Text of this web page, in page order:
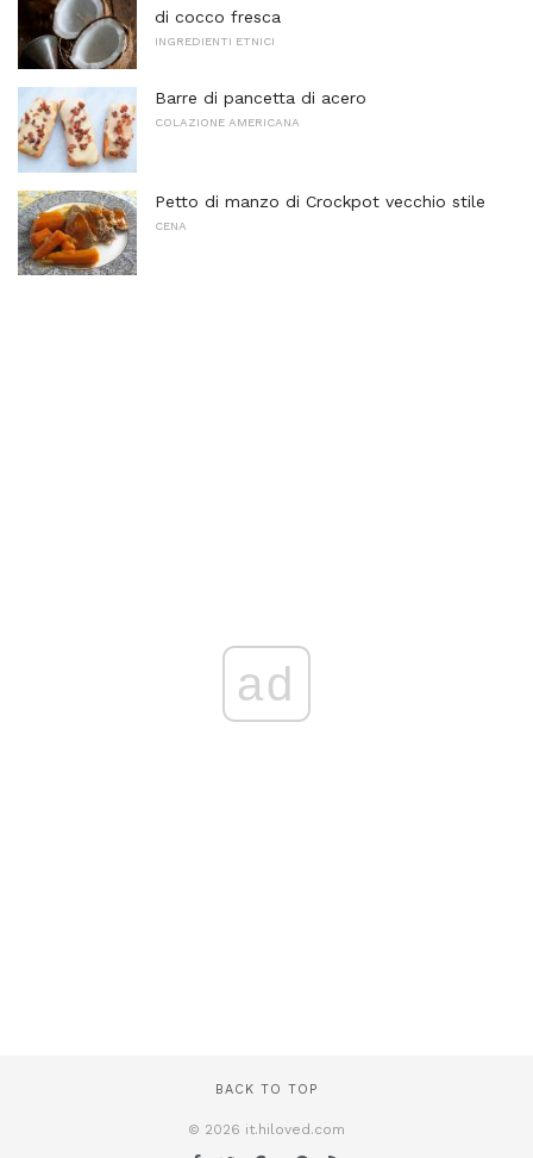
di cocco fresca
INGREDIENTI ETNICI
Barre di pancetta di acero
COLAZIONE AMERICANA
Petto di manzo di Crockpot vecchio stile
CENA
ad
BACK TO TOP
© 2026 it.hiloved.com